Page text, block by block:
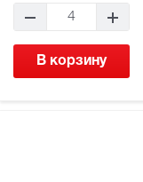
4
В корзину